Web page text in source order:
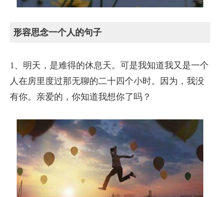
形容思念一个人的句子
1、明天，是难得的休息天。可是我知道我又是一个
人在房里度过那无聊的二十四个小时。因为，我没
有你。亲爱的，你知道我想你了吗？